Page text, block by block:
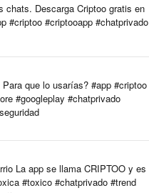
chats. Descarga Criptoo gratis en
#criptoo #criptooapp #chatprivado
que lo usarías? #app #criptoo
#googleplay #chatprivado
La app se llama CRIPTOO y es
#toxico #chatprivado #trend